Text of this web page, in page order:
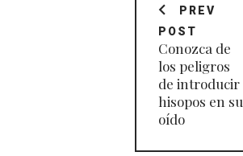
de
entradas
PREV
POST
Conozca de
los peligros
de introducir
hisopos en su
oído